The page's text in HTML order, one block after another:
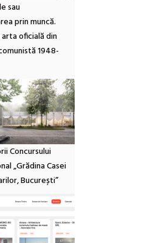
sau
prin muncă.
oficială din
1948-
Concursului
„Grădina Casei
București”